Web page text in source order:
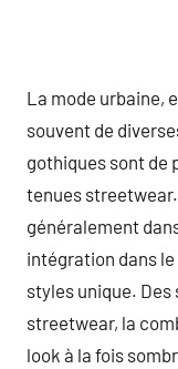
La mode urbaine,
souvent de
gothiques sont de
tenues
généralement
intégration dans
styles unique. Des
streetwear, la
look à la fois